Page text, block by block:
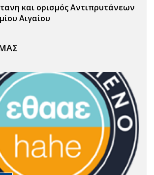
και ορισμός Αντιπρυτάνεων
Αιγαίου